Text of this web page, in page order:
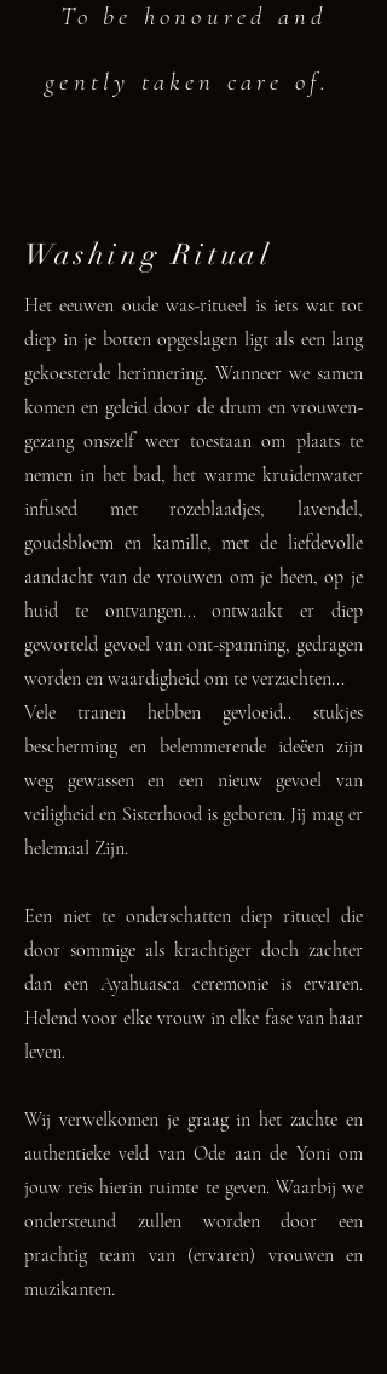
To be honoured and
gently taken care of.
in Sisterhood.
Het eeuwen oude was-ritueel is iets wat tot
diep in je botten opgeslagen ligt als een lang
gekoesterde herinnering. Wanneer we samen
komen en geleid door de drum en vrouwen-
gezang onszelf weer toestaan om plaats te
nemen in het bad, het warme kruidenwater
infused met rozeblaadjes, lavendel,
goudsbloem en kamille, met de liefdevolle
aandacht van de vrouwen om je heen, op je
huid te ontvangen... ontwaakt er diep
geworteld gevoel van ont-spanning, gedragen
worden en waardigheid om te verzachten...
Vele tranen hebben gevloeid.. stukjes
bescherming en belemmerende ideëen zijn
weg gewassen en een nieuw gevoel van
veiligheid en Sisterhood is geboren. Jij mag er
helemaal Zijn.
Een niet te onderschatten diep ritueel die
door sommige als krachtiger doch zachter
dan een Ayahuasca ceremonie is ervaren.
Helend voor elke vrouw in elke fase van haar
leven.
Wij verwelkomen je graag in het zachte en
authentieke veld van Ode aan de Yoni om
jouw reis hierin ruimte te geven. Waarbij we
ondersteund zullen worden door een
prachtig team van (ervaren) vrouwen en
muzikanten.
Washing Ritual